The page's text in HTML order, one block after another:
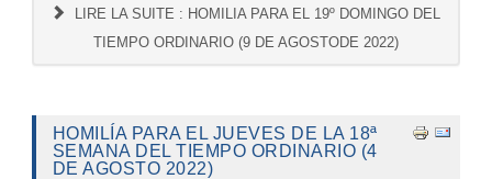
LIRE LA SUITE : HOMILIA PARA EL 19º DOMINGO DEL
TIEMPO ORDINARIO (9 DE AGOSTODE 2022)
HOMILÍA PARA EL JUEVES DE LA 18ª
SEMANA DEL TIEMPO ORDINARIO (4
DE AGOSTO 2022)